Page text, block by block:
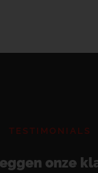
TESTIMONIALS
onze